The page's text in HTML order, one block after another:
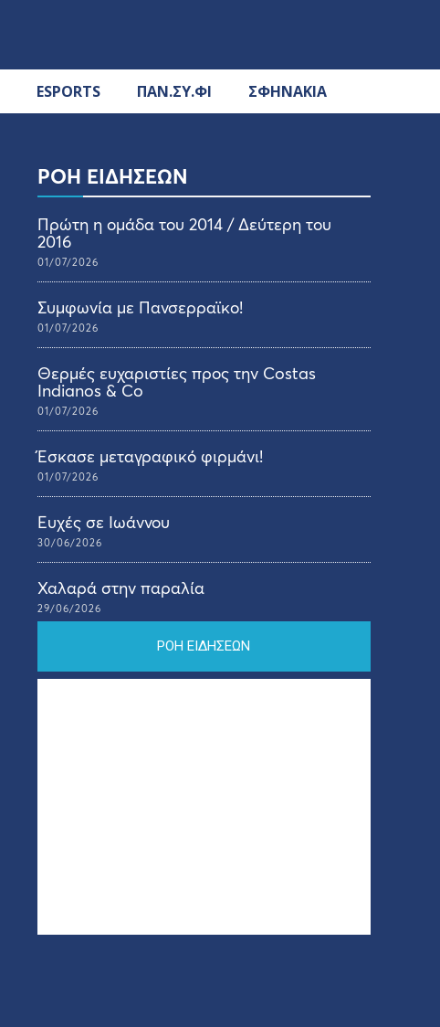
ESPORTS ΠΑΝ.ΣΥ.ΦΙ ΣΦΗΝΑΚΙΑ
ΡΟΗ ΕΙΔΗΣΕΩΝ
Πρώτη η ομάδα του 2014 / Δεύτερη του
2016
01/07/2026
Συμφωνία με Πανσερραϊκο!
01/07/2026
Θερμές ευχαριστίες προς την Costas
Indianos & Co
01/07/2026
Έσκασε μεταγραφικό φιρμάνι!
01/07/2026
Ευχές σε Ιωάννου
30/06/2026
Χαλαρά στην παραλία
29/06/2026
ΡΟΗ ΕΙΔΗΣΕΩΝ